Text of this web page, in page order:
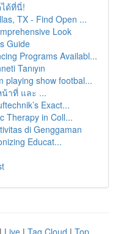
ด้ที่นี่!
TX - Find Open ...
Look
Guide
Programs Availabl...
Tanıyın
playing show footbal...
น้าที่ และ ...
Exact...
Therapy in Coll...
di Genggaman
Educat...
| Live | Tag Cloud | Top